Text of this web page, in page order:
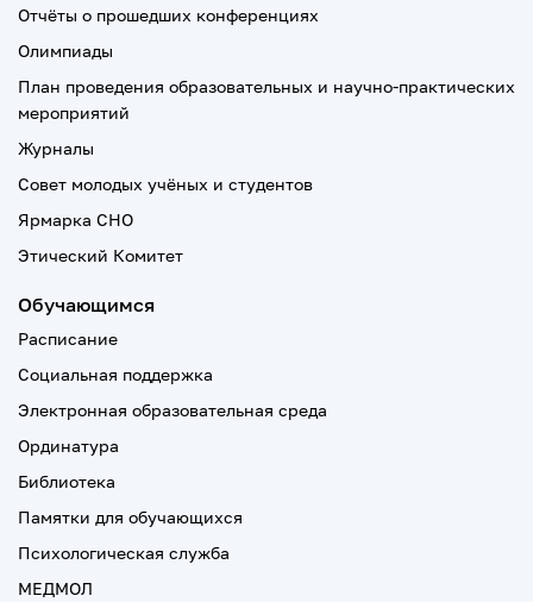
Отчёты о прошедших конференциях
Олимпиады
План проведения образовательных и научно-практических
мероприятий
Журналы
Совет молодых учёных и студентов
Ярмарка СНО
Этический Комитет
Обучающимся
Расписание
Социальная поддержка
Электронная образовательная среда
Ординатура
Библиотека
Памятки для обучающихся
Психологическая служба
МЕДМОЛ